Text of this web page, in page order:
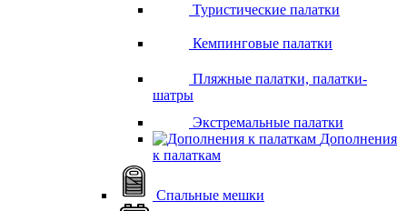
Туристические палатки
Кемпинговые палатки
Пляжные палатки, палатки-
шатры
Экстремальные палатки
Дополнения
к палаткам
Спальные мешки